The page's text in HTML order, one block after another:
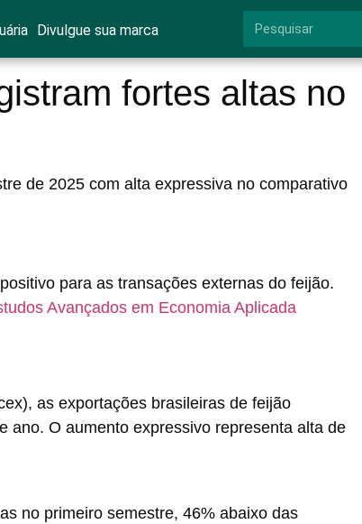
Divulgue sua marca
fortes altas no
de 2025 com alta expressiva no comparativo
para as transações externas do feijão.
Avançados em Economia Aplicada
as exportações brasileiras de feijão
ano. O aumento expressivo representa alta de
no primeiro semestre, 46% abaixo das